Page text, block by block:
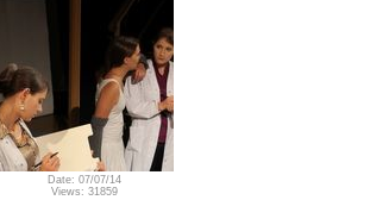
Date: 07/07/14
Views: 31859